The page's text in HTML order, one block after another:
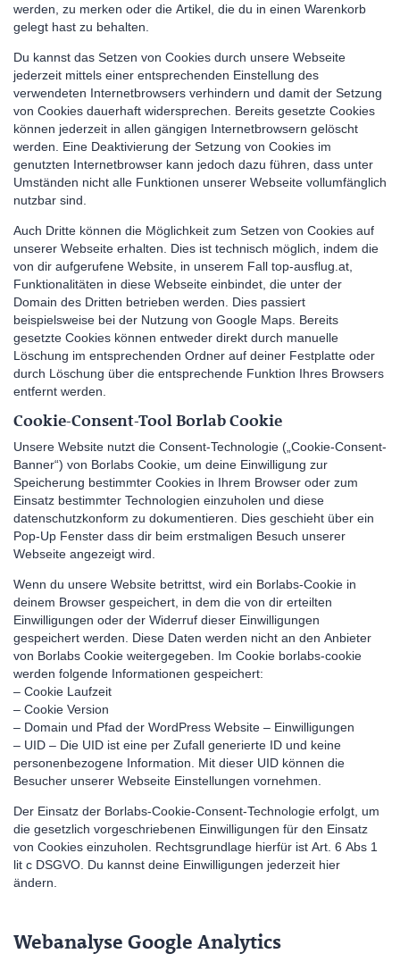
werden, zu merken oder die Artikel, die du in einen Warenkorb
gelegt hast zu behalten.
Du kannst das Setzen von Cookies durch unsere Webseite
jederzeit mittels einer entsprechenden Einstellung des
verwendeten Internetbrowsers verhindern und damit der Setzung
von Cookies dauerhaft widersprechen. Bereits gesetzte Cookies
können jederzeit in allen gängigen Internetbrowsern gelöscht
werden. Eine Deaktivierung der Setzung von Cookies im
genutzten Internetbrowser kann jedoch dazu führen, dass unter
Umständen nicht alle Funktionen unserer Webseite vollumfänglich
nutzbar sind.
Auch Dritte können die Möglichkeit zum Setzen von Cookies auf
unserer Webseite erhalten. Dies ist technisch möglich, indem die
von dir aufgerufene Website, in unserem Fall top-ausflug.at,
Funktionalitäten in diese Webseite einbindet, die unter der
Domain des Dritten betrieben werden. Dies passiert
beispielsweise bei der Nutzung von Google Maps. Bereits
gesetzte Cookies können entweder direkt durch manuelle
Löschung im entsprechenden Ordner auf deiner Festplatte oder
durch Löschung über die entsprechende Funktion Ihres Browsers
entfernt werden.
Cookie-Consent-Tool Borlab Cookie
Unsere Website nutzt die Consent-Technologie („Cookie-Consent-
Banner“) von Borlabs Cookie, um deine Einwilligung zur
Speicherung bestimmter Cookies in Ihrem Browser oder zum
Einsatz bestimmter Technologien einzuholen und diese
datenschutzkonform zu dokumentieren. Dies geschieht über ein
Pop-Up Fenster dass dir beim erstmaligen Besuch unserer
Webseite angezeigt wird.
Wenn du unsere Website betrittst, wird ein Borlabs-Cookie in
deinem Browser gespeichert, in dem die von dir erteilten
Einwilligungen oder der Widerruf dieser Einwilligungen
gespeichert werden. Diese Daten werden nicht an den Anbieter
von Borlabs Cookie weitergegeben. Im Cookie borlabs-cookie
werden folgende Informationen gespeichert:
– Cookie Laufzeit
– Cookie Version
– Domain und Pfad der WordPress Website – Einwilligungen
– UID – Die UID ist eine per Zufall generierte ID und keine
personenbezogene Information. Mit dieser UID können die
Besucher unserer Webseite Einstellungen vornehmen.
Der Einsatz der Borlabs-Cookie-Consent-Technologie erfolgt, um
die gesetzlich vorgeschriebenen Einwilligungen für den Einsatz
von Cookies einzuholen. Rechtsgrundlage hierfür ist Art. 6 Abs 1
lit c DSGVO. Du kannst deine Einwilligungen jederzeit hier
ändern.
Webanalyse Google Analytics